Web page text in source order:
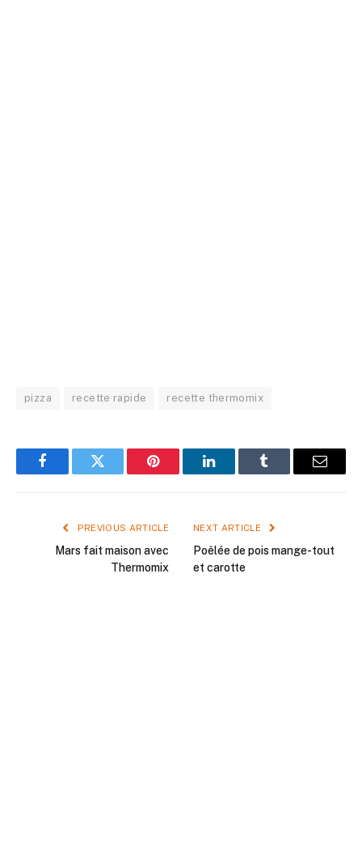
pizza recette rapide recette thermomix
FacebookTwitter Pinterest LinkedInTumblr Email
PREVIOUS ARTICLE
Mars fait maison avec
Thermomix
NEXT ARTICLE
Poêlée de pois mange-tout
et carotte